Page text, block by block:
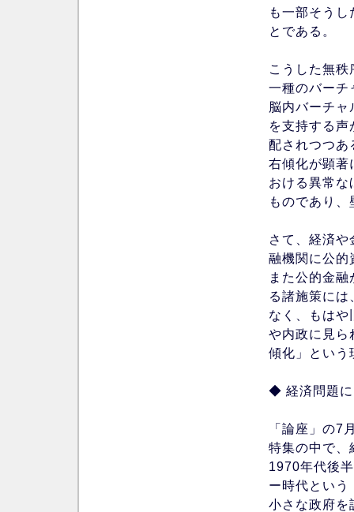
も一部そう
とである。
こうした無
一種のバーチ
脳内バーチ
を支持する
配されつつあ
右傾化が顕著
おける異常な
ものであり
さて、経済
融機関に公的
また公的金
る諸施策に
なく、もはや
や内政に見ら
傾化」という
◆ 経済問題に
「論座」の7
特集の中で、
1970年代後
ー時代という
小さな政府を